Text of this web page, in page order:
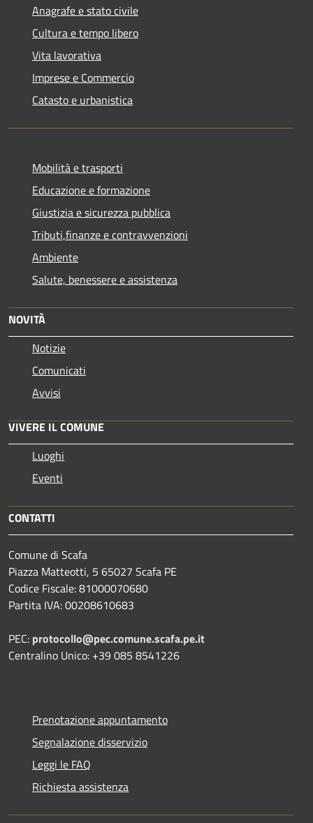
Anagrafe e stato civile
Cultura e tempo libero
Vita lavorativa
Imprese e Commercio
Catasto e urbanistica
Mobilità e trasporti
Educazione e formazione
Giustizia e sicurezza pubblica
Tributi,finanze e contravvenzioni
Ambiente
Salute, benessere e assistenza
NOVITÀ
Notizie
Comunicati
Avvisi
VIVERE IL COMUNE
Luoghi
Eventi
CONTATTI
Comune di Scafa
Piazza Matteotti, 5 65027 Scafa PE
Codice Fiscale: 81000070680
Partita IVA: 00208610683
PEC: protocollo@pec.comune.scafa.pe.it
Centralino Unico: +39 085 8541226
Prenotazione appuntamento
Segnalazione disservizio
Leggi le FAQ
Richiesta assistenza